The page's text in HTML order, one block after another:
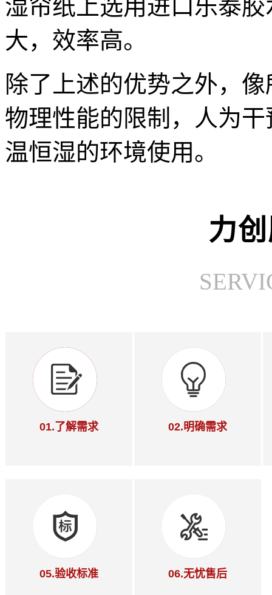
湿帘纸上选用进口乐泰
大，效率高。
除了上述的优势之外，
物理性能的限制，人为
温恒湿的环境使用。
力创
01.了解需求 02.明确需求
05.验收标准 06.无忧售后